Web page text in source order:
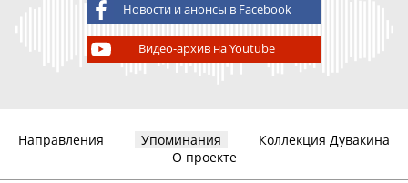
Новости и анонсы в Facebook
Видео-архив на Youtube
Направления Упоминания
Коллекция Дувакина
О проекте